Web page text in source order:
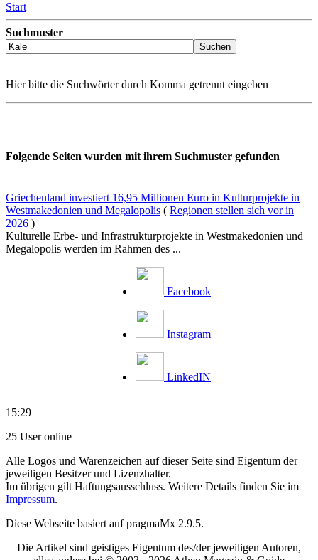
Start
Suchmuster
Hier bitte die Suchwörter durch Komma getrennt eingeben
Folgende Seiten wurden mit ihrem Suchmuster gefunden
Griechenland investiert 16,95 Millionen Euro in Kulturprojekte in
Westmakedonien und Megalopolis ( Regionen stellen sich vor in
2026 )
Kulturelle Erbe- und Infrastrukturprojekte in Westmakedonien und
Megalopolis werden im Rahmen des ...
Facebook
Instagram
LinkedIN
15:29
25 User online
Alle Logos und Warenzeichen auf dieser Seite sind Eigentum der
jeweiligen Besitzer und Lizenzhalter.
Im übrigen gilt Haftungsausschluss. Weitere Details finden Sie im
Impressum.
Diese Webseite basiert auf pragmaMx 2.9.5.
Die Artikel sind geistiges Eigentum des/der jeweiligen Autoren,